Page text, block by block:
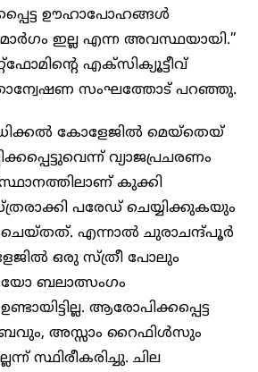
ഊഹാപോഹങ്ങൾ
ഇല്ല എന്ന അവസ്ഥയായി.”
എക്സിക്യൂട്ടീവ്
സംഘത്തോട് പറഞ്ഞു.
കോളേജിൽ മെയ്തെയ്
വ്യാജപ്രചരണം
കുക്കി
പരേഡ് ചെയ്യിക്കുകയും
ചെയ്തത്. എന്നാൽ ചുരാചന്ദ്പൂർ
ഒരു സ്ത്രീ പോലും
ബലാത്സംഗം
ആരോപിക്കപ്പെട്ട
അസ്സാം റൈഫിൾസും
സ്ഥിരീകരിച്ചു. ചില